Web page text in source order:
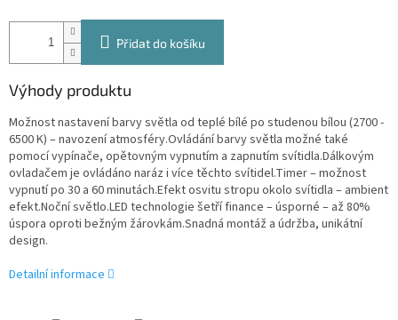
Přidat do košíku
Výhody produktu
Možnost nastavení barvy světla od teplé bílé po studenou bílou (2700 -
6500 K) – navození atmosféry.Ovládání barvy světla možné také
pomocí vypínače, opětovným vypnutím a zapnutím svítidla.Dálkovým
ovladačem je ovládáno naráz i více těchto svítidel.Timer – možnost
vypnutí po 30 a 60 minutách.Efekt osvitu stropu okolo svítidla – ambient
efekt.Noční světlo.LED technologie šetří finance – úsporné – až 80%
úspora oproti bežným žárovkám.Snadná montáž a údržba, unikátní
design.
Detailní informace